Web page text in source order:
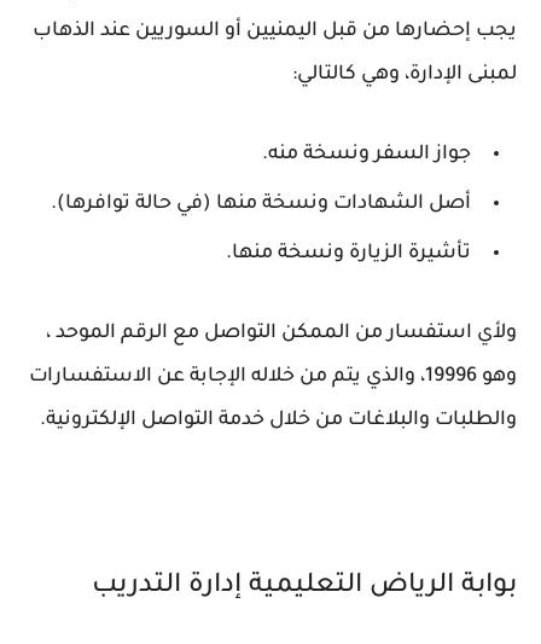
يجب إحضارها من قبل اليمنيين أو السوريين عند الذهاب
لمبنى الإدارة، وهي كالتالي:
جواز السفر ونسخة منه.
أصل الشهادات ونسخة منها (في حالة توافرها).
تأشيرة الزيارة ونسخة منها.
ولأي استفسار من الممكن التواصل مع الرقم الموحد ،
وهو 19996، والذي يتم من خلاله الإجابة عن الاستفسارات
والطلبات والبلاغات من خلال خدمة التواصل الإلكترونية.
بوابة الرياض التعليمية إدارة التدريب